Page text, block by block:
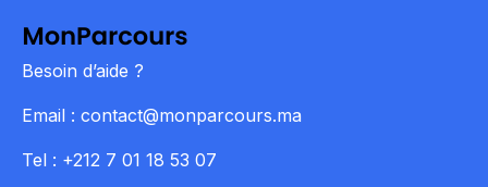
Besoin d’aide ?
Email : contact@monparcours.ma
Tel : +212 7 01 18 53 07